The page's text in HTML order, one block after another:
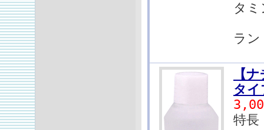
タミ
ラ
【
タ
特